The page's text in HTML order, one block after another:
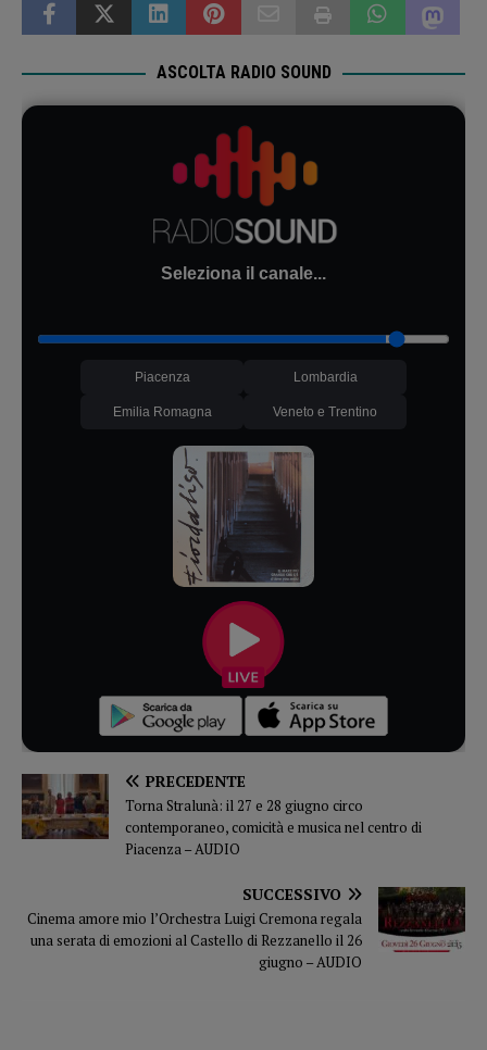
ASCOLTA RADIO SOUND
Seleziona il canale...
Piacenza Lombardia
Emilia Romagna Veneto e Trentino
PRECEDENTE
Torna Stralunà: il 27 e 28 giugno circo
contemporaneo, comicità e musica nel centro di
Piacenza – AUDIO
SUCCESSIVO
Cinema amore mio l’Orchestra Luigi Cremona regala
una serata di emozioni al Castello di Rezzanello il 26
giugno – AUDIO